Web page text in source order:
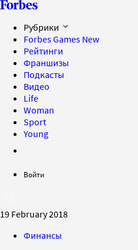
Рубрики
Forbes Games New
Рейтинги
Франшизы
Подкасты
Видео
Life
Woman
Sport
Young
Войти
19 February 2018
Финансы